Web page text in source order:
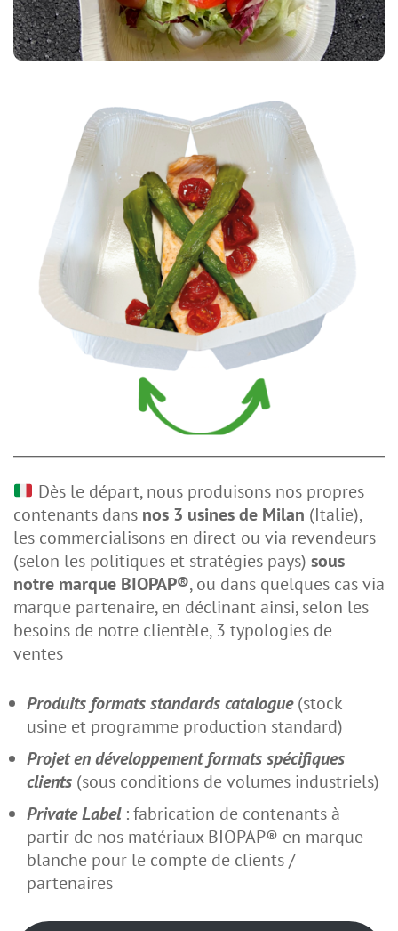
Dès le départ, nous produisons nos propres
contenants dans nos 3 usines de Milan (Italie),
les commercialisons en direct ou via revendeurs
(selon les politiques et stratégies pays) sous
notre marque BIOPAP®, ou dans quelques cas via
marque partenaire, en déclinant ainsi, selon les
besoins de notre clientèle, 3 typologies de
ventes
Produits formats standards catalogue(stock
usine et programme production standard)
Projet en développement formats spécifiques
clients (sous conditions de volumes industriels)
Private Label : fabrication de contenants à
partir de nos matériaux BIOPAP® en marque
blanche pour le compte de clients /
partenaires